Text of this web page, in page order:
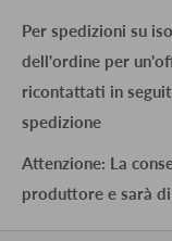
Per spedizioni su
dell'ordine per
ricontattati in
spedizione
Attenzione: La
produttore e sarà